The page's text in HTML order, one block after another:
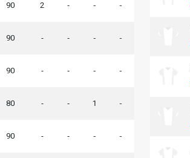
90 2 - - -
90 - - - -
90 - - - -
80 - - 1 -
90 - - - -